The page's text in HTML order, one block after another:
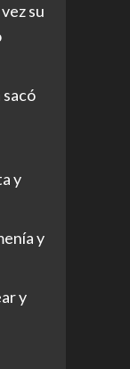
su
y
y
y